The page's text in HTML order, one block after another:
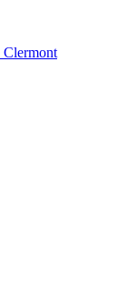
Clermont